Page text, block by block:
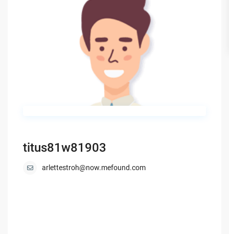
titus81w81903
arlettestroh@now.mefound.com